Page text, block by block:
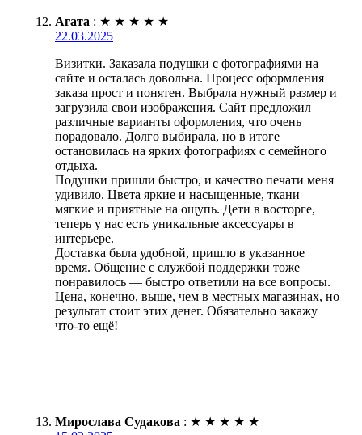
Агата : ★ ★ ★ ★ ★
22.03.2025
Визитки. Заказала подушки с фотографиями на
сайте и осталась довольна. Процесс оформления
заказа прост и понятен. Выбрала нужный размер и
загрузила свои изображения. Сайт предложил
различные варианты оформления, что очень
порадовало. Долго выбирала, но в итоге
остановилась на ярких фотографиях с семейного
отдыха.
Подушки пришли быстро, и качество печати меня
удивило. Цвета яркие и насыщенные, ткани
мягкие и приятные на ощупь. Дети в восторге,
теперь у нас есть уникальные аксессуары в
интерьере.
Доставка была удобной, пришло в указанное
время. Общение с службой поддержки тоже
понравилось — быстро ответили на все вопросы.
Цена, конечно, выше, чем в местных магазинах, но
результат стоит этих денег. Обязательно закажу
что-то ещё!
Мирослава Судакова : ★ ★ ★ ★ ★